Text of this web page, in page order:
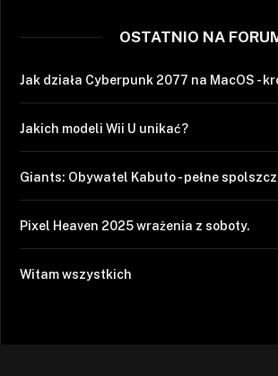
OSTATNIO NA
Jak działa Cyberpunk 2077 na MacOS -
Jakich modeli Wii U unikać?
Giants: Obywatel Kabuto - pełne
Pixel Heaven 2025 wrażenia z soboty.
Witam wszystkich